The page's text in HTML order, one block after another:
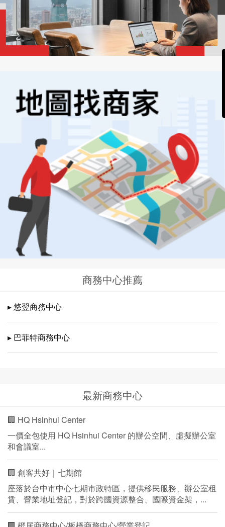
商務中心推薦
▸ 悠翌商務中心
▸ 巴菲特商務中心
最新商務中心
🏢 HQ Hsinhui Center
一價全包使用 HQ Hsinhui Center 的辦公空間、虛擬辦公室
和會議室...
🏢 創客共好｜七期館
座落於台中市中心七期市政特區，提供移民服務、辦公室租
賃、營業地址登記，對於跨國資源整合、國際資金架，...